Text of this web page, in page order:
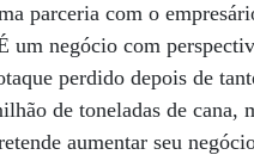
parceria com o
um negócio com
perdido depois de
de toneladas de cana,
aumentar seu